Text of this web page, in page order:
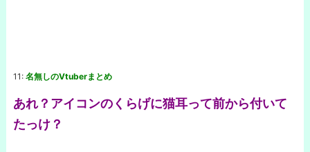
11: 名無しのVtuberまとめ
あれ？アイコンのくらげに猫耳って前から付いて
たっけ？